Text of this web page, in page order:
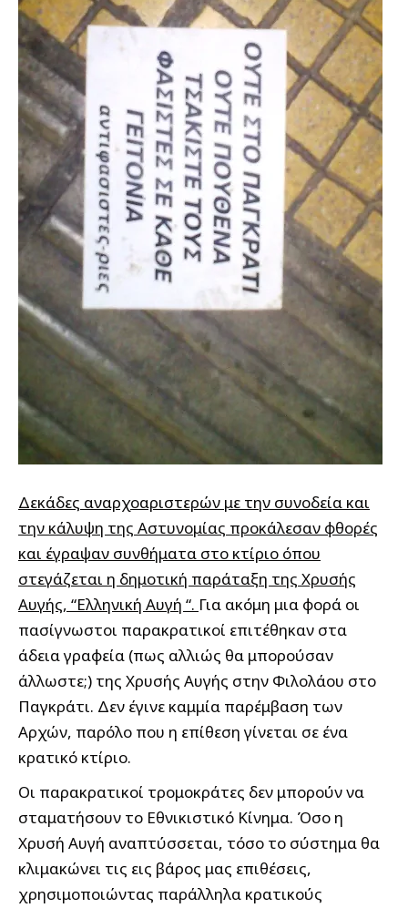
Δεκάδες αναρχοαριστερών με την συνοδεία και
την κάλυψη της Αστυνομίας προκάλεσαν φθορές
και έγραψαν συνθήματα στο κτίριο όπου
στεγάζεται η δημοτική παράταξη της Χρυσής
Αυγής, “Ελληνική Αυγή “. Για ακόμη μια φορά οι
πασίγνωστοι παρακρατικοί επιτέθηκαν στα
άδεια γραφεία (πως αλλιώς θα μπορούσαν
άλλωστε;) της Χρυσής Αυγής στην Φιλολάου στο
Παγκράτι. Δεν έγινε καμμία παρέμβαση των
Αρχών, παρόλο που η επίθεση γίνεται σε ένα
κρατικό κτίριο.
Οι παρακρατικοί τρομοκράτες δεν μπορούν να
σταματήσουν το Εθνικιστικό Κίνημα. Όσο η
Χρυσή Αυγή αναπτύσσεται, τόσο το σύστημα θα
κλιμακώνει τις εις βάρος μας επιθέσεις,
χρησιμοποιώντας παράλληλα κρατικούς